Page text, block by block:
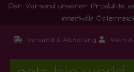
Der Versand unserer Produkte
innerhalb
Versand & Abholung Mein